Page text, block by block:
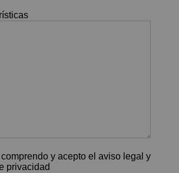
y acepto el aviso legal y
privacidad